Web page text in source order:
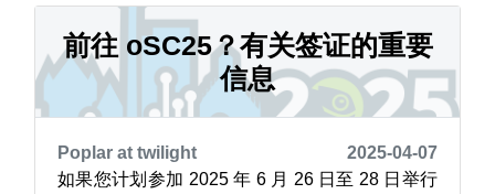
openSUSE 和开源技术充满热情的演讲者。
openSUSE 亚洲委员会鼓励来自不同背景的人
提...
前往 oSC25？有关签证的重要
信息
Poplar at twilight
2025-04-07
如果您计划参加 2025 年 6 月 26 日至 28 日举行